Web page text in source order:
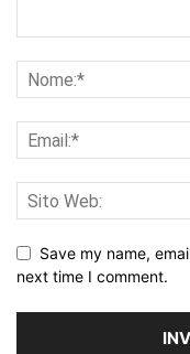
Save my name,
next time I comment.